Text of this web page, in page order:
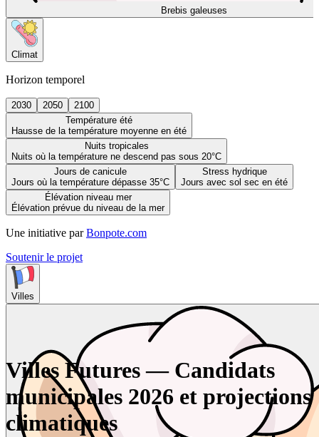
Brebis galeuses
Climat
Horizon temporel
2030 2050
2100
Température été
Hausse de la température moyenne en été
Nuits tropicales
Nuits où la température ne descend pas sous 20°C
Jours de canicule
Jours où la température dépasse 35°C
Stress hydrique
Jours avec sol sec en été
Élévation niveau mer
Élévation prévue du niveau de la mer
Une initiative par Bonpote.com
Soutenir le projet
Villes
Villes Futures — Candidats
municipales 2026 et projections
climatiques